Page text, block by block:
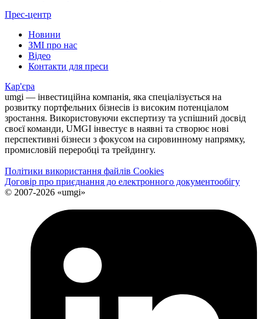
Прес-центр
Новини
ЗМІ про нас
Відео
Контакти для преси
Кар'єра
umgi — інвестиційна компанія, яка спеціалізується на
розвитку портфельних бізнесів із високим потенціалом
зростання. Використовуючи експертизу та успішний досвід
своєї команди, UMGI інвестує в наявні та створює нові
перспективні бізнеси з фокусом на сировинному напрямку,
промисловій переробці та трейдингу.
Політики використання файлів Cookies
Договір про приєднання до електронного документообiгу
© 2007-2026 «umgi»